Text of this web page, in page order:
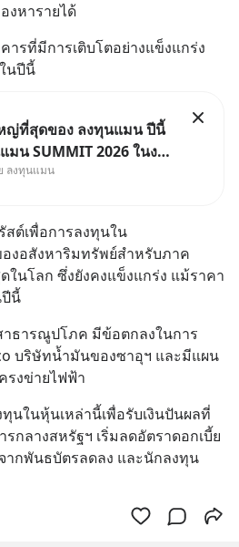
งหารายได้
ารที่มีการเติบโตอย่างแข็งแกร่ง
นปีนี้
ญ่ที่สุดของ ลงทุนแมน ปีนี้
มน SUMMIT 2026 ในงาน
าของธุรกิจ Dr.PONG,
LA GLACE, Fastwork,
KARMART, อิชิตัน มา
ามรู้การสร้างธุรกิจ
ลงทุนแมน
สต์เพื่อการลงทุนใน
องอสังหาริมทรัพย์สำหรับภาค
นโลก ซึ่งยังคงแข็งแกร่ง แม้ราคา
ปีนี้
าธารณูปโภค มีข้อตกลงในการ
บริษัทน้ำมันของซาอุฯ และมีแผน
รงข่ายไฟฟ้า
นในหุ้นเหล่านี้เพื่อรับเงินปันผลที่
กลางสหรัฐฯ เริ่มลดอัตราดอกเบี้ย
กพันธบัตรลดลง และนักลงทุน